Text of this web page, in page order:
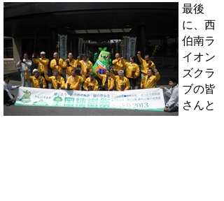
最後
に、西
伯南ラ
イオン
ズクラ
ブの皆
さんと